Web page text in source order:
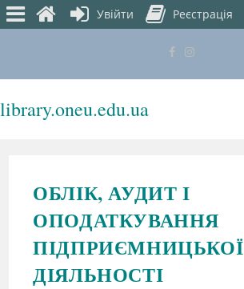
library.oneu.edu.ua
ОБЛІК, АУДИТ І
ОПОДАТКУВАННЯ
ПІДПРИЄМНИЦЬКОЇ
ДІЯЛЬНОСТІ
Увійти Реєстрація